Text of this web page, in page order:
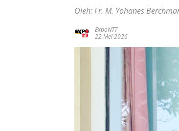
Oleh: Fr. M. Yohanes
ExpoNTT
22 Mei 2026